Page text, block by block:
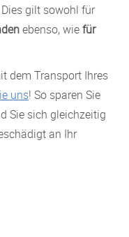
gilt sowohl für
ebenso, wiefür
dem Transport Ihres
uns! So sparen Sie
Sie sich gleichzeitig
an Ihr